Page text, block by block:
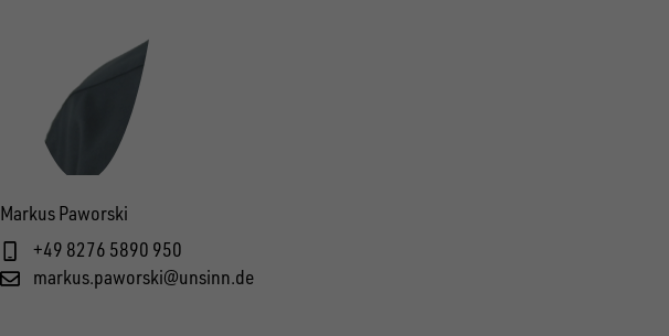
Markus Paworski
+49 8276 5890 950
markus.paworski@unsinn.de